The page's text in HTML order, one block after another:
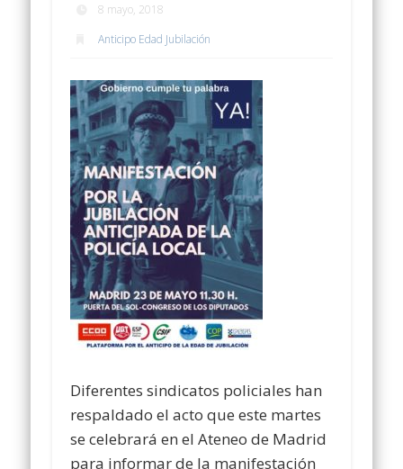
8 mayo, 2018
Anticipo Edad Jubilación
Diferentes sindicatos policiales han
respaldado el acto que este martes
se celebrará en el Ateneo de Madrid
para informar de la manifestación